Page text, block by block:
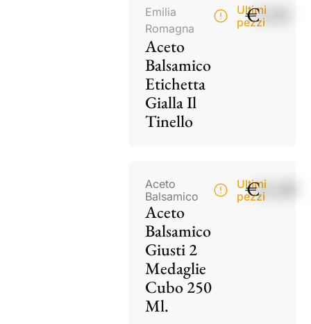
Emilia
Romagna
Aceto
Balsamico
Etichetta
Gialla Il
Tinello
Ultimi
pezzi
€9,50
Aceto
Balsamico
Aceto
Balsamico
Giusti 2
Medaglie
Cubo 250
Ml.
Ultimi
pezzi
€21,00